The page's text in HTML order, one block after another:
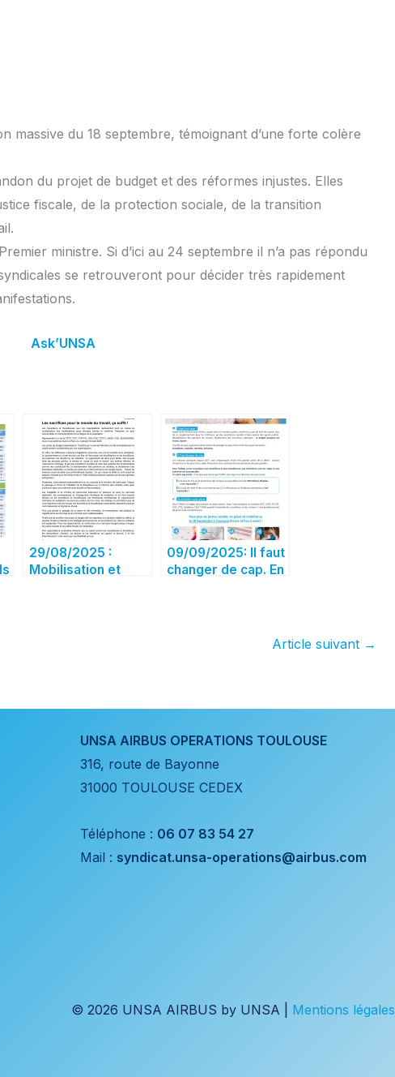
massive du 18 septembre, témoignant d’une forte colère
du projet de budget et des réformes injustes. Elles
fiscale, de la protection sociale, de la transition
ministre. Si d’ici au 24 septembre il n’a pas répondu
se retrouveront pour décider très rapidement
Ask’UNSA
29/08/2025 :
Mobilisation et
09/09/2025: Il faut
changer de cap. En
Article suivant →
UNSA AIRBUS OPERATIONS TOULOUSE
316, route de Bayonne
31000 TOULOUSE CEDEX
Téléphone : 06 07 83 54 27
Mail : syndicat.unsa-operations@airbus.com
© 2026 UNSA AIRBUS by UNSA | Mentions légales